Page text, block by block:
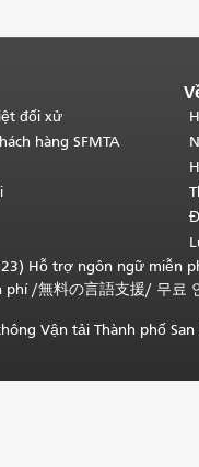
đối xử
hàng SFMTA
Hỗ trợ ngôn ngữ miễn
phí/無料の言語支援/ 무료
Vận tải Thành phố